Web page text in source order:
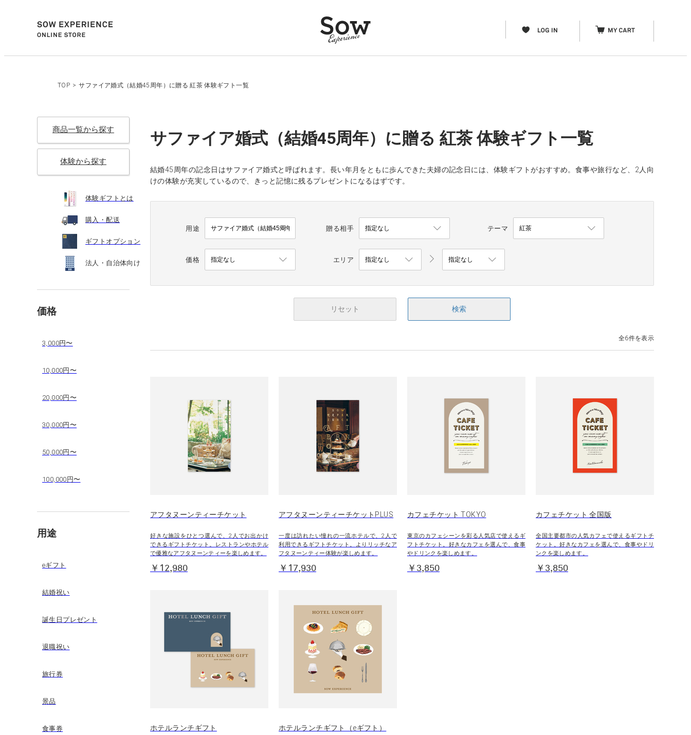
TOP > サファイア婚式（結婚45周年）に贈る 紅茶 体験ギフト一覧
商品一覧から探す
体験から探す
体験ギフトとは
購入・配送
ギフトオプション
法人・自治体向け
価格
3,000円〜
10,000円〜
20,000円〜
30,000円〜
50,000円〜
100,000円〜
用途
eギフト
結婚祝い
誕生日プレゼント
退職祝い
旅行券
景品
食事券
サファイア婚式（結婚45周年）に贈る 紅茶 体験ギフト一覧
結婚45周年の記念日はサファイア婚式と呼ばれます。長い年月をともに歩んできた夫婦の記念日には、体験ギフトがおすすめ。食事や旅行など、2人向
けの体験が充実しているので、きっと記憶に残るプレゼントになるはずです。
用途 贈る相手 テーマ
価格 エリア
リセット 検索
全6件を表示
アフタヌーンティーチケット
好きな施設をひとつ選んで、2人でお出かけ
できるギフトチケット。レストランやホテル
で優雅なアフタヌーンティーを楽しめます。
￥12,980
アフタヌーンティーチケットPLUS
一度は訪れたい憧れの一流ホテルで、2人で
利用できるギフトチケット。よりリッチなア
フタヌーンティー体験が楽しめます。
￥17,930
カフェチケット TOKYO
東京のカフェシーンを彩る人気店で使えるギ
フトチケット。好きなカフェを選んで、食事
やドリンクを楽しめます。
￥3,850
カフェチケット 全国版
全国主要都市の人気カフェで使えるギフトチ
ケット。好きなカフェを選んで、食事やドリ
ンクを楽しめます。
￥3,850
ホテルランチギフト ホテルランチギフト（eギフト）